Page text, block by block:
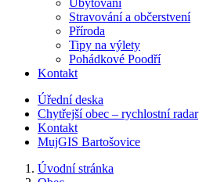
Ubytování
Stravování a občerstvení
Příroda
Tipy na výlety
Pohádkové Poodří
Kontakt
Úřední deska
Chytřejší obec – rychlostní radar
Kontakt
MujGIS Bartošovice
Úvodní stránka